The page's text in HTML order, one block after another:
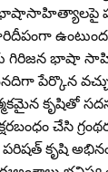
గిరిజన భాషా
పేర్కొన
కృషితో
చేసి
కృషి